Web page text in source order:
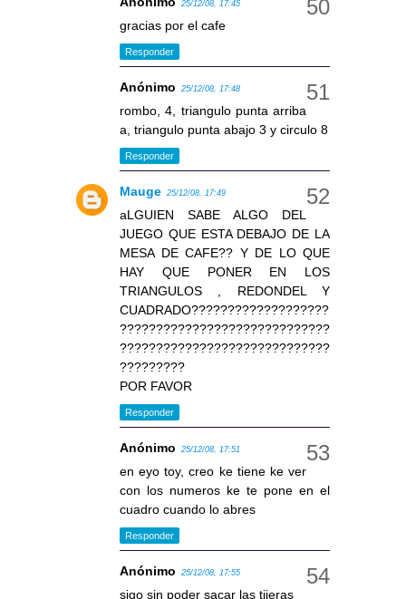
25/12/08, 17:45
gracias por el cafe
Responder
Anónimo 25/12/08, 17:48
rombo, 4, triangulo punta arriba
a, triangulo punta abajo 3 y circulo 8
Responder
Mauge 25/12/08, 17:49
aLGUIEN SABE ALGO DEL
JUEGO QUE ESTA DEBAJO DE LA
MESA DE CAFE?? Y DE LO QUE
HAY QUE PONER EN LOS
TRIANGULOS , REDONDEL Y
CUADRADO???????????????????
?????????????????????????????
?????????????????????????????
?????????
POR FAVOR
Responder
Anónimo 25/12/08, 17:51
en eyo toy, creo ke tiene ke ver
con los numeros ke te pone en el
cuadro cuando lo abres
Responder
Anónimo 25/12/08, 17:55
sigo sin poder sacar las tijeras